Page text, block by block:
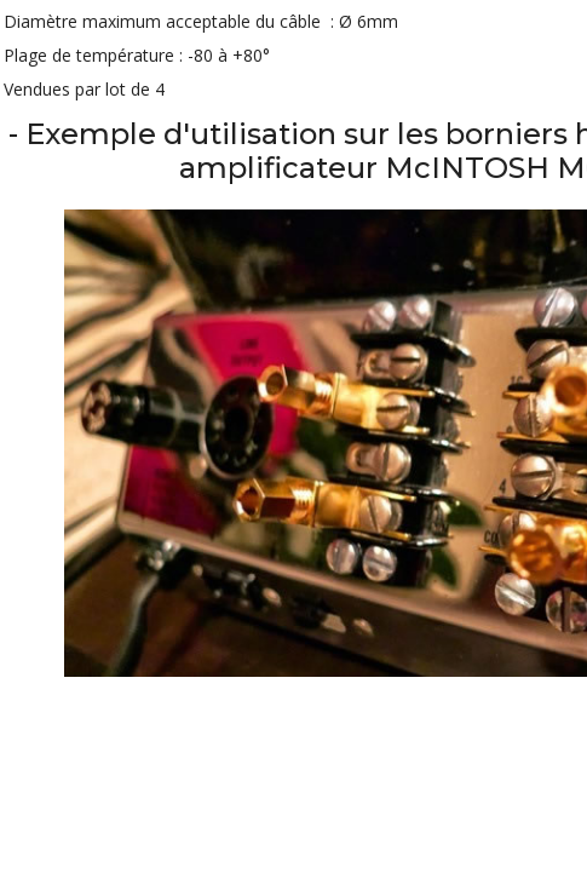
DAN CLARK AUDIO AEON 2
CLOSED NOIRE Casque...
EVERSOLO DMP-A6 MASTER
LUXSIN X9 DAC Amplificateur
Casque AK4191 +...
Diamètre maximum acceptable du câble : Ø 6mm
Plage de température : -80 à +80°
Vendues par lot de 4
- Exemple d'utilisation sur les borniers
amplificateur McINTOSH